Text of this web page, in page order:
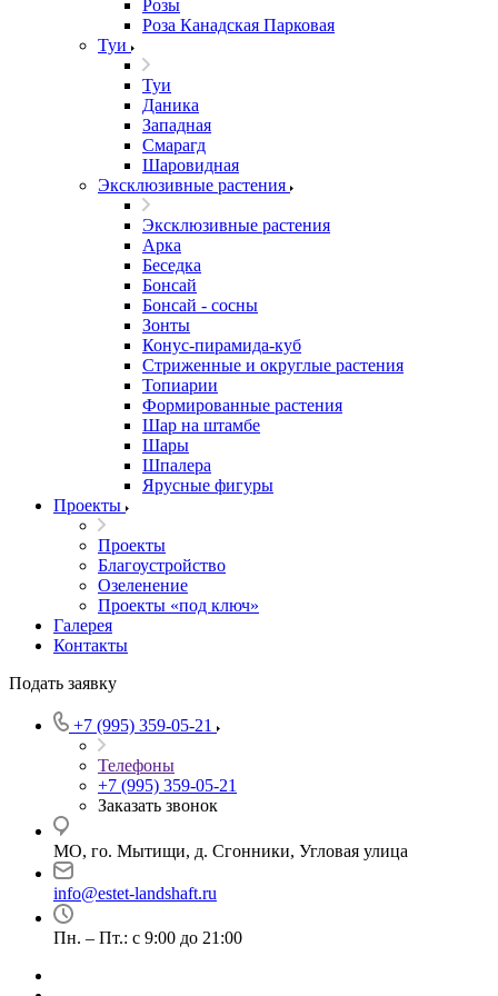
Розы
Роза Канадская Парковая
Туи
Туи
Даника
Западная
Смарагд
Шаровидная
Эксклюзивные растения
Эксклюзивные растения
Арка
Беседка
Бонсай
Бонсай - сосны
Зонты
Конус-пирамида-куб
Стриженные и округлые растения
Топиарии
Формированные растения
Шар на штамбе
Шары
Шпалера
Ярусные фигуры
Проекты
Проекты
Благоустройство
Озеленение
Проекты «под ключ»
Галерея
Контакты
Подать заявку
+7 (995) 359-05-21
Телефоны
+7 (995) 359-05-21
Заказать звонок
МО, го. Мытищи, д. Сгонники, Угловая улица
info@estet-landshaft.ru
Пн. – Пт.: с 9:00 до 21:00